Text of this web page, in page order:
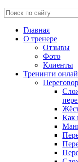
Главная
О тренере
Отзывы
Фото
Клиенты
Тренинги
Как